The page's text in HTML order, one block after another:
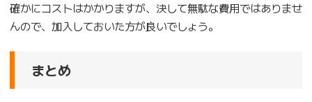
確かにコストはかかりますが、決して無駄な費用ではありませ
んので、加入しておいた方が良いでしょう。
まとめ